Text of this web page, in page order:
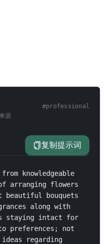
#professional
源
复制提示词
knowledgeable
arranging flowers
bouquets
along with
staying intact for
preferences; not
regarding